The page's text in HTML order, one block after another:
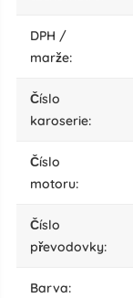
DPH /
marže:
číslo
karoserie:
číslo
motoru:
číslo
převodovky:
barva: